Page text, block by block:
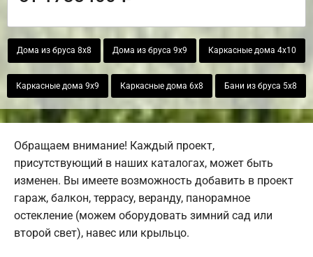
Дома из бруса 8х8 Дома из бруса 9х9 Каркасные дома 4х10
Каркасные дома 9х9 Каркасные дома 6х8 Бани из бруса 5х8
Обращаем внимание! Каждый проект,
присутствующий в наших каталогах, может быть
изменен. Вы имеете возможность добавить в проект
гараж, балкон, террасу, веранду, панорамное
остекление (можем оборудовать зимний сад или
второй свет), навес или крыльцо.